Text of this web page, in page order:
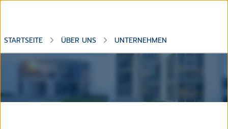
STARTSEITE ÜBER UNS UNTERNEHMEN